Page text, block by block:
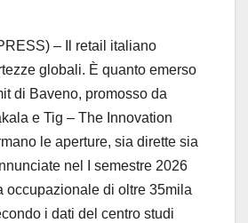
y
V
i
d
e
– Il retail italiano
globali. È quanto emerso
di Baveno, promosso da
e Tig – The Innovation
le aperture, sia dirette sia
nel I semestre 2026
occupazionale di oltre 35mila
i dati del centro studi